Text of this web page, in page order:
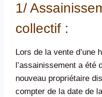
1/
collectif :
Lors de la vente d’une
l’assainissement a été
nouveau propriétaire
compter de la date de